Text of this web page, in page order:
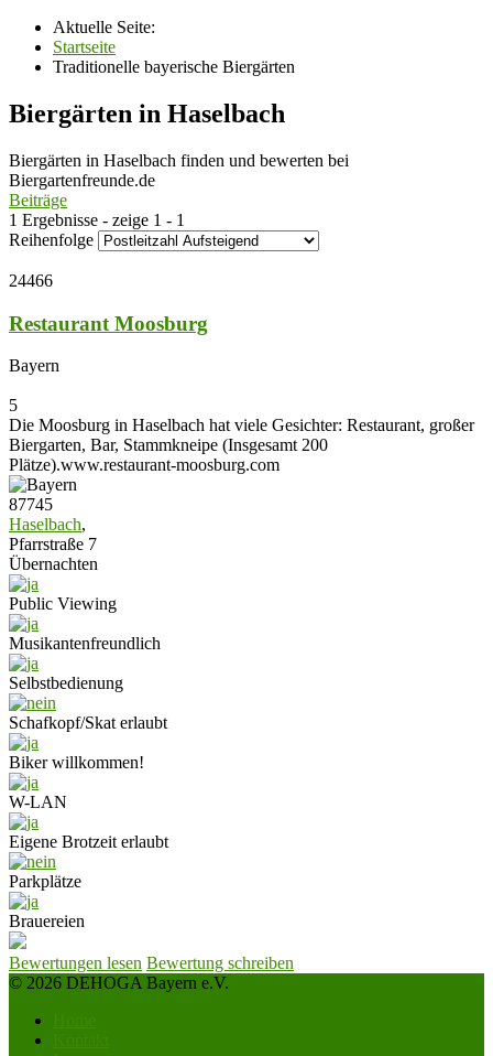
Aktuelle Seite:
Startseite
Traditionelle bayerische Biergärten
Biergärten in Haselbach
Biergärten in Haselbach finden und bewerten bei
Biergartenfreunde.de
Beiträge
1 Ergebnisse - zeige 1 - 1
Reihenfolge
24466
Restaurant Moosburg
Bayern
5
Die Moosburg in Haselbach hat viele Gesichter: Restaurant, großer
Biergarten, Bar, Stammkneipe (Insgesamt 200
Plätze).www.restaurant-moosburg.com
87745
Haselbach,
Pfarrstraße 7
Übernachten
Public Viewing
Musikantenfreundlich
Selbstbedienung
Schafkopf/Skat erlaubt
Biker willkommen!
W-LAN
Eigene Brotzeit erlaubt
Parkplätze
Brauereien
Bewertungen lesen Bewertung schreiben
© 2026 DEHOGA Bayern e.V.